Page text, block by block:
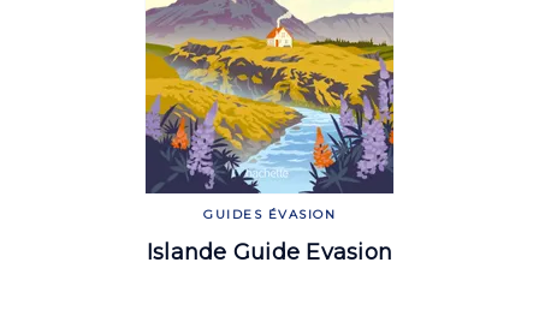
GUIDES ÉVASION
Islande Guide Evasion